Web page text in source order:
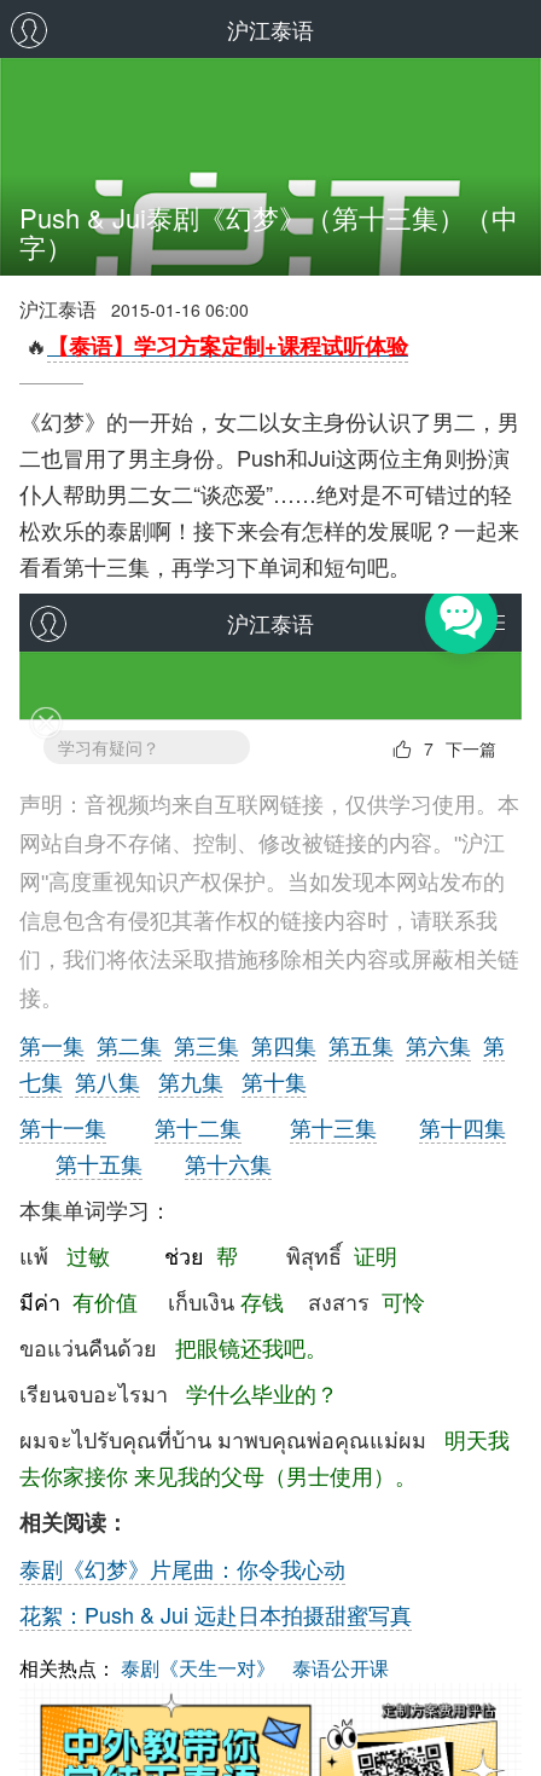
沪江泰语
Push & Jui泰剧《幻梦》（第十三集）（中
字）
沪江泰语 2015-01-16 06:00
🔥 【泰语】学习方案定制+课程试听体验
《幻梦》的一开始，女二以女主身份认识了男二，男
二也冒用了男主身份。Push和Jui这两位主角则扮演
仆人帮助男二女二“谈恋爱”……绝对是不可错过的轻
松欢乐的泰剧啊！接下来会有怎样的发展呢？一起来
看看第十三集，再学习下单词和短句吧。
声明：音视频均来自互联网链接，仅供学习使用。本
网站自身不存储、控制、修改被链接的内容。"沪江
网"高度重视知识产权保护。当如发现本网站发布的
信息包含有侵犯其著作权的链接内容时，请联系我
们，我们将依法采取措施移除相关内容或屏蔽相关链
接。
第一集 第二集 第三集 第四集 第五集 第六集 第
七集 第八集 第九集 第十集
第十一集
第十二集 第十三集
第十四集
第十五集
第十六集
本集单词学习：
แพ้ 过敏 ช่วย 帮 พิสุทธิ์ 证明
มีค่า 有价值 เก็บเงิน存钱 สงสาร 可怜
ขอแว่นคืนด้วย 把眼镜还我吧。
เรียนจบอะไรมา 学什么毕业的？
ผมจะไปรับคุณที่บ้าน มาพบคุณพ่อคุณแม่ผม 明天我
去你家接你 来见我的父母 （男士使用）。
相关阅读：
泰剧《幻梦》片尾曲：你令我心动
花絮：Push & Jui 远赴日本拍摄甜蜜写真
相关热点： 泰剧《天生一对》 泰语公开课